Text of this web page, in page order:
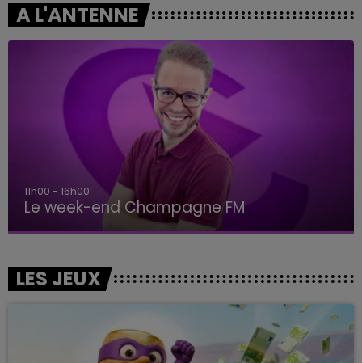
A L'ANTENNE
11h00 - 16h00
Le week-end Champagne FM
LES JEUX